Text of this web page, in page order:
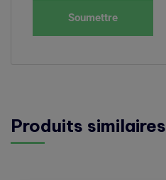
Produits similaires